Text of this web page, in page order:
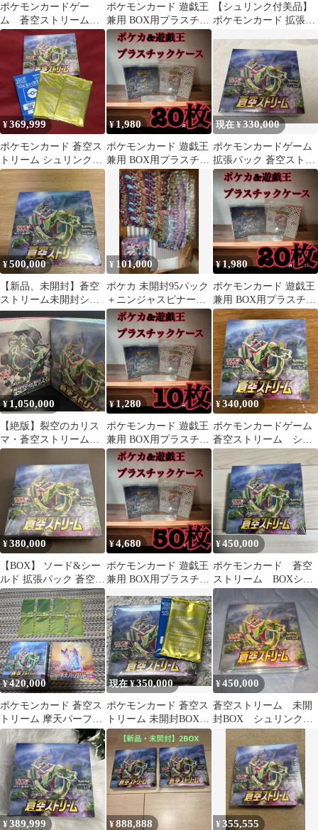
ポケモンカードゲー
ム 蒼空ストリーム
未開封シュリンク付き
ポケモンカード 遊戯王
兼用 BOX用プラスチッ
クケース ボックスロ
ーダー21
【シュリンク付美品】
ポケモンカード 拡張パ
BOX
¥369,999
ポケモンカード 蒼空ス
トリーム シュリンク付
BOX 未開封 プロモカ
¥1,980
ポケモンカード 遊戯王
兼用 BOX用プラスチッ
クケース ボックスロ
ーダー13
現在 ¥330,000
ポケモンカードゲーム
拡張パック 蒼空ストリ
ーム
¥500,000
【新品、未開封】蒼空
ストリーム未開封シュ
リンク付き
¥ 101,000
ポケカ 未開封95パック
＋ニンジャスピナー未
開封ボックスシュリン
ク付き
¥1,980
ポケモンカード 遊戯王
兼用 BOX用プラスチッ
クケース ボックスロ
ーダー23
¥1,050,000
【絶版】裂空のカリス
マ・蒼空ストリーム・
ストームエメラルダ未
開封BOXセット
¥1,280
ポケモンカード 遊戯王
兼用 BOX用プラスチッ
クケース ボックスロ
ーダー12
¥340,000
ポケモンカードゲーム
蒼空ストリーム シュ
リンク付き
¥380,000
【BOX】 ソード&シー
ルド 拡張パック 蒼空ス
トリーム
¥4,680
ポケモンカード 遊戯王
兼用 BOX用プラスチッ
ーダー25
¥450,000
ポケモンカード 蒼空
ストリーム BOXシュ
リンク付き
¥420,000
ポケモンカード 蒼空ス
トリーム 摩天パーフェ
クト BOXセット プロ
モカード付き
現在 ¥350,000
ポケモンカード 蒼空ス
トリーム 未開封BOX
プロモカード2種付き
¥450,000
蒼空ストリーム 未開
封BOX シュリンク付
¥389,999 ¥888,888 ¥355,555